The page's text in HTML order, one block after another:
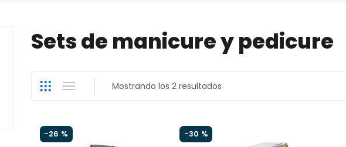
Sets de manicure y pedicure
Mostrando los 2 resultados
-26 % -30 %